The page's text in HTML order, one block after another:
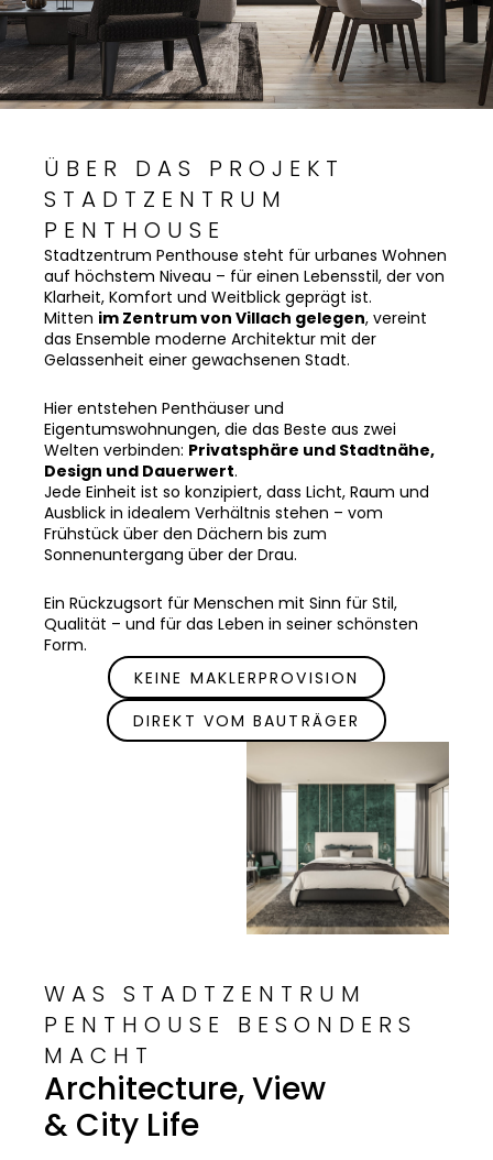
ÜBER DAS PROJEKT
STADTZENTRUM
PENTHOUSE
Stadtzentrum Penthouse steht für urbanes Wohnen
auf höchstem Niveau – für einen Lebensstil, der von
Klarheit, Komfort und Weitblick geprägt ist.
Mitten im Zentrum von Villach gelegen, vereint
das Ensemble moderne Architektur mit der
Gelassenheit einer gewachsenen Stadt.
Hier entstehen Penthäuser und
Eigentumswohnungen, die das Beste aus zwei
Welten verbinden: Privatsphäre und Stadtnähe,
Design und Dauerwert.
Jede Einheit ist so konzipiert, dass Licht, Raum und
Ausblick in idealem Verhältnis stehen – vom
Frühstück über den Dächern bis zum
Sonnenuntergang über der Drau.
Ein Rückzugsort für Menschen mit Sinn für Stil,
Qualität – und für das Leben in seiner schönsten
Form.
KEINE MAKLERPROVISION
DIREKT VOM BAUTRÄGER
WAS STADTZENTRUM
PENTHOUSE BESONDERS
MACHT
Architecture, View
& City Life